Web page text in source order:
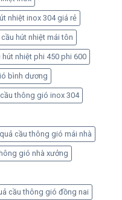
nhiệt inox 304 giá rẻ
hút nhiệt mái tôn
hút nhiệt phi 450 phi 600
bình dương
thông gió inox 304
quả cầu thông gió mái nhà
gió nhà xưởng
cầu thông gió đồng nai